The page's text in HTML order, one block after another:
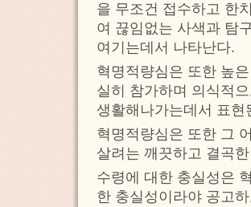
을 무조건 접수하고 한
여 끊임없는 사색과 탐
여기는데서 나타난다.
혁명적량심은 또한 높
실히 참가하며 의식적
생활해나가는데서 표현
혁명적량심은 또한 그
살려는 깨끗하고 결곡
수령에 대한 충실성은
한 충실성이라야 공고